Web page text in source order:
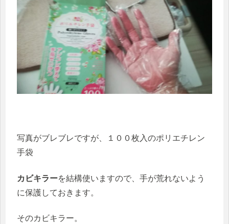
写真がブレブレですが、１００枚入のポリエチレン
手袋
カビキラーを結構使いますので、手が荒れないよう
に保護しておきます。
そのカビキラー。